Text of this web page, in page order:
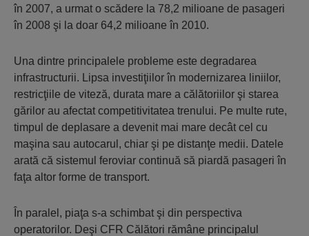
în 2007, a urmat o scădere la 78,2 milioane de pasageri
în 2008 şi la doar 64,2 milioane în 2010.
Una dintre principalele probleme este degradarea
infrastructurii. Lipsa investiţiilor în modernizarea liniilor,
restricţiile de viteză, durata mare a călătoriilor şi starea
gărilor au afectat competitivitatea trenului. Pe multe rute,
timpul de deplasare a devenit mai mare decât cel cu
maşina sau autocarul, chiar şi pe distanţe medii. Datele
arată că sistemul feroviar continuă să piardă pasageri în
faţa altor forme de transport.
În paralel, piaţa s-a schimbat şi din perspectiva
operatorilor. Deşi CFR Călători rămâne principalul